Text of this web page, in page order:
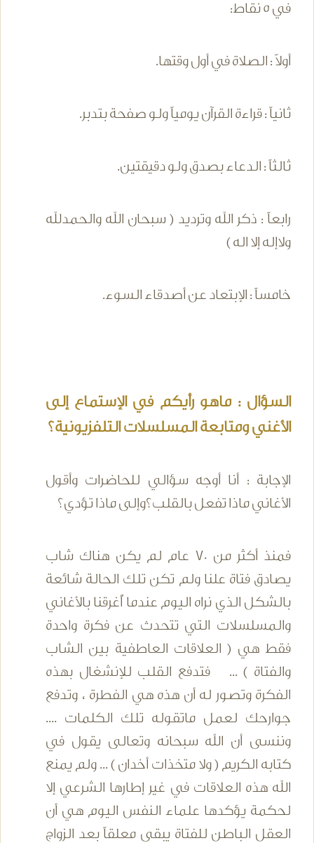
في 5 نقاط:
أولاً : الصلاة في أول وقتها.
ثانياً : قراءة القرآن يومياً ولو صفحة بتدبر.
ثالثاً : الدعاء بصدق ولو دقيقتين.
رابعاً : ذكر الله وترديد ( سبحان الله والحمدلله
ولاإله إلا اله )
خامساً : الإبتعاد عن أصدقاء السوء.
السؤال : ماهو رأيكم في الإستماع إلى
الأغني ومتابعة المسلسلات التلفزيونية؟
الإجابة : أنا أوجه سؤالي للحاضرات وأقول
الأغاني ماذا تفعل بالقلب؟وإلى ماذا تؤدي؟
فمنذ أكثر من 70 عام لم يكن هناك شاب
يصادق فتاة علنا ولم تكن تلك الحالة شائعة
بالشكل الذي نراه اليوم عندما أُغرقنا بالأغاني
والمسلسلات التي تتحدث عن فكرة واحدة
فقط هي ( العلاقات العاطفية بين الشاب
والفتاة ) ... فتدفع القلب للإنشغال بهذه
الفكرة وتصور له أن هذه هي الفطرة ، وتدفع
جوارحك لعمل ماتقوله تلك الكلمات ....
وننسى أن الله سبحانه وتعالى يقول في
كتابه الكريم ( ولا متخذات أخدان ) ... ولم يمنع
الله هذه العلاقات في غير إطارها الشرعي إلا
لحكمة يؤكدها علماء النفس اليوم هي أن
العقل الباطن للفتاة يبقى معلقاً بعد الزواج